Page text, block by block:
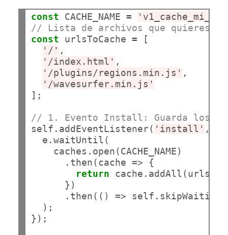
const CACHE_NAME =
// Lista de archivos que quieres
const urlsToCache = [
'/' ,
'/index.html' ,
'/plugins/regions.min.js' ,
'/wavesurfer.min.js'
];
// 1. Evento Install: Guarda los
self.addEventListener( 'install' , e
  e.waitUntil(
    caches.open(CACHE_NAME)
      .then(cache => {
return
      })
.then(() =>
  );
});